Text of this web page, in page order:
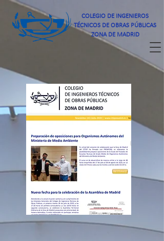
COLEGIO DE INGENIEROS
TÉCNICOS DE OBRAS PÚBLICAS
ZONA DE MADRID